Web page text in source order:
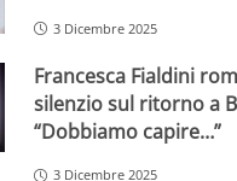
3 Dicembre 2025
Francesca Fialdini
silenzio sul ritorno a
“Dobbiamo capire…”
3 Dicembre 2025